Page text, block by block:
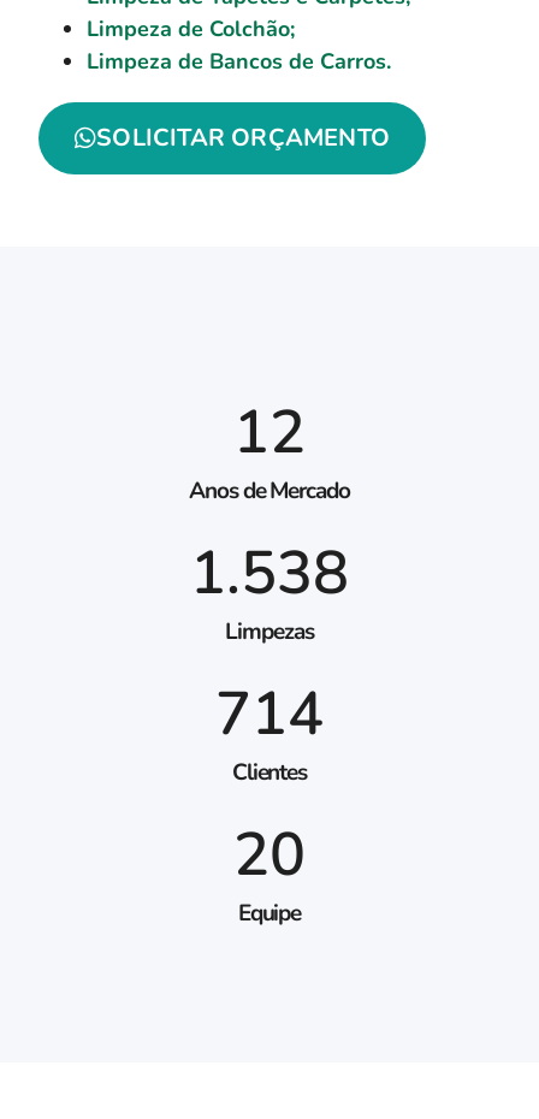
Limpeza de Colchão;
Limpeza de Bancos de Carros.
SOLICITAR ORÇAMENTO
Anos de Mercado
12
Limpezas
1.538
Clientes
714
Equipe
20